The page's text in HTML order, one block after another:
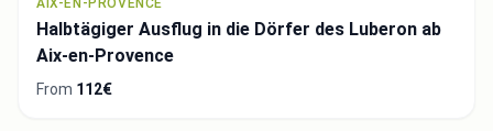
Halbtägiger Ausflug in die Dörfer des Luberon ab
Aix-en-Provence
From 112€